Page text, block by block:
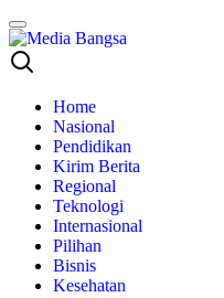
Media Bangsa
Portal Berita Nasional
Home
Nasional
Pendidikan
Kirim Berita
Regional
Teknologi
Internasional
Pilihan
Bisnis
Kesehatan